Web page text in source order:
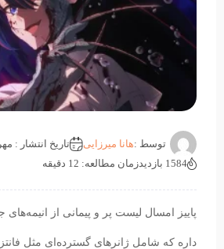
توسط :هانا میرزایی تاریخ انتشار : مهر 3, 1404
1584 بازدید
زمان مطالعه: 12 دقیقه
پاییز امسال لیست پر و پیمانی از انیمه‌های
داره که شامل ژانرهای گسترده‌ای مثل